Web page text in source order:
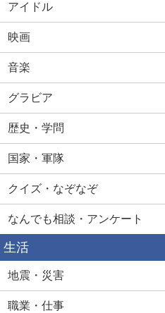
アイドル
映画
音楽
グラビア
歴史・学問
国家・軍隊
クイズ・なぞなぞ
なんでも相談・アンケート
生活
地震・災害
職業・仕事